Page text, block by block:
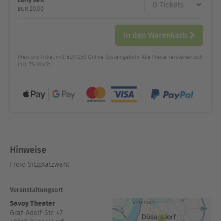
und Preis
EUR 20,00
In den Warenkorb
Preis pro Ticket inkl. EUR 2,50 Online-Systemgebühr. Alle Preise verstehen sich
inkl. 7% MwSt.
Hinweise
Freie Sitzplatzwahl
Veranstaltungsort
Savoy Theater
Graf-Adolf-Str. 47